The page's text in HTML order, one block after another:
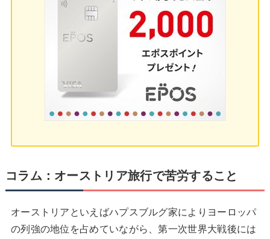
コラム：オーストリア旅行で苦労すること
オーストリアといえばハプスブルグ家によりヨーロッパ
の列強の地位を占めていながら、第一次世界大戦後には